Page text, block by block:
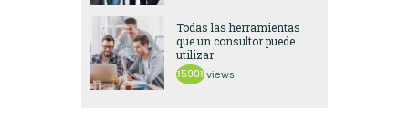
Todas las herramientas
que un consultor puede
utilizar
15901 views